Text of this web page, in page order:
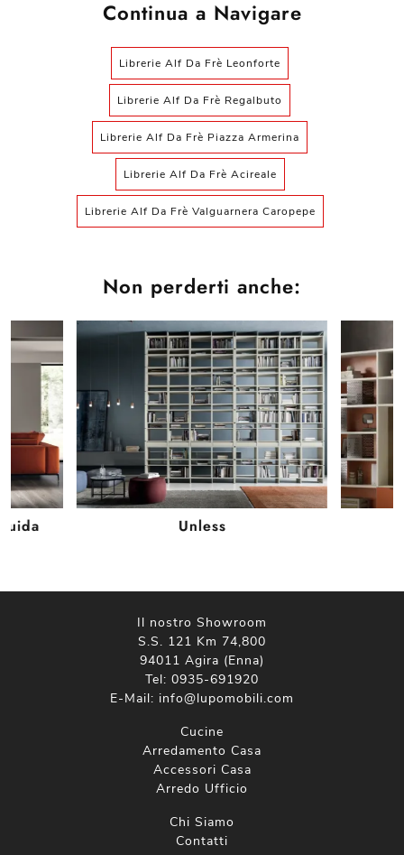
Continua a Navigare
Librerie Alf Da Frè Leonforte
Librerie Alf Da Frè Regalbuto
Librerie Alf Da Frè Piazza Armerina
Librerie Alf Da Frè Acireale
Librerie Alf Da Frè Valguarnera Caropepe
Non perderti anche:
Unless
Il nostro Showroom
S.S. 121 Km 74,800
94011 Agira (Enna)
Tel: 0935-691920
E-Mail: info@lupomobili.com
Cucine
Arredamento Casa
Accessori Casa
Arredo Ufficio
Chi Siamo
Contatti